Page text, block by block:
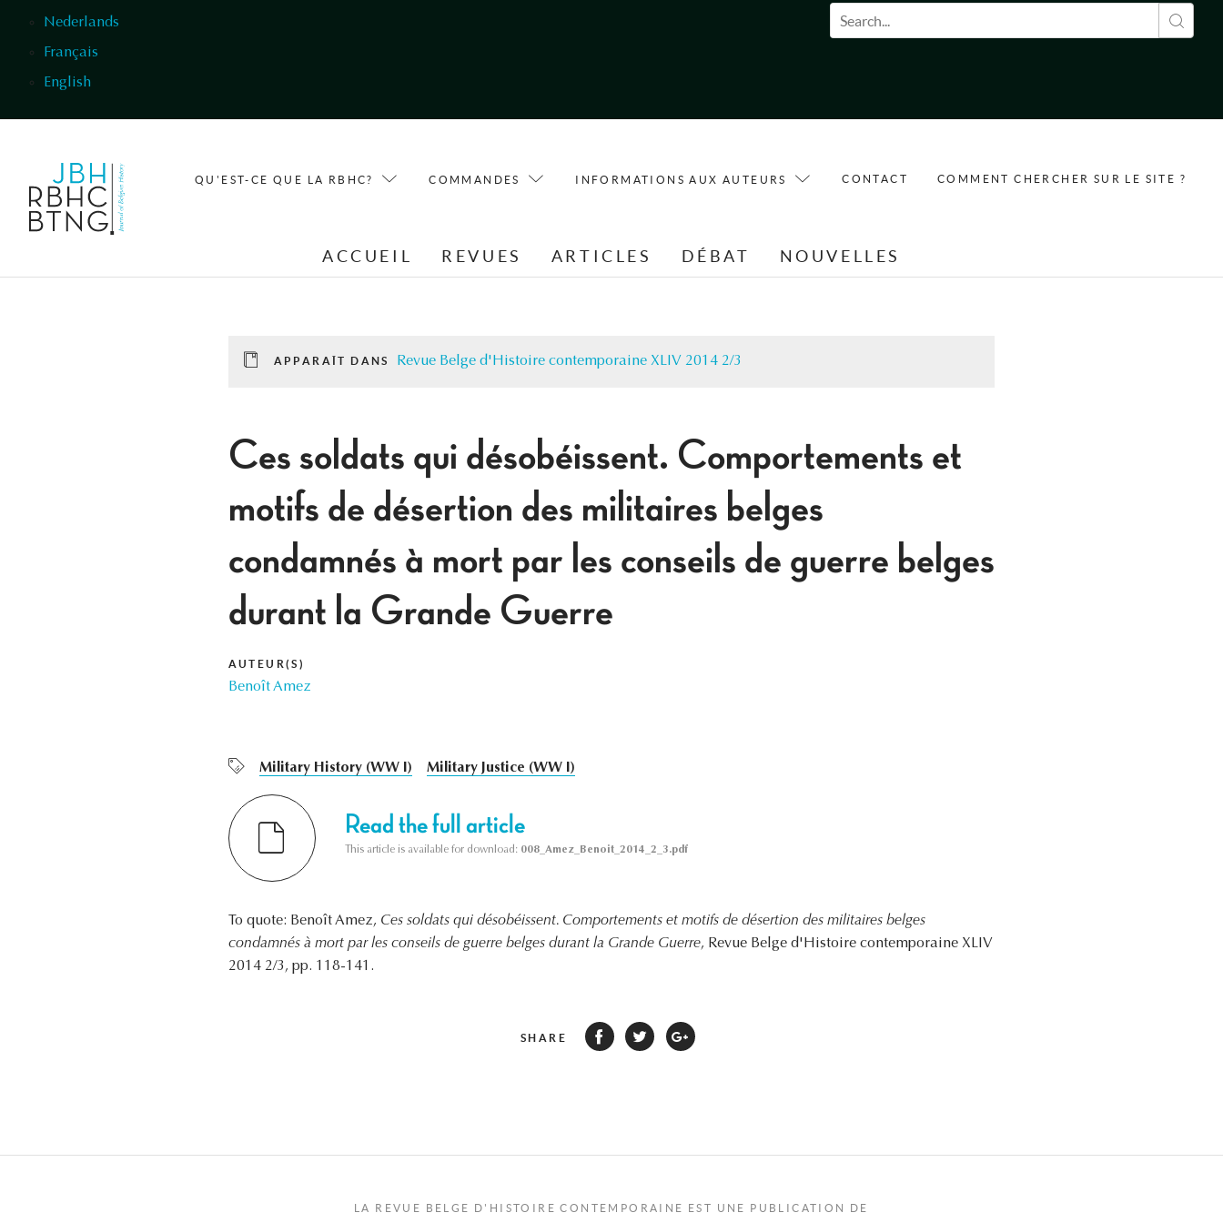
Nederlands
Français
English
Formulaire de recherche
QU'EST-CE QUE LA RBHC? COMMANDES INFORMATIONS AUX AUTEURS CONTACT COMMENT CHERCHER SUR LE SITE ?
ACCUEIL REVUES ARTICLES DÉBAT NOUVELLES
APPARAÎT DANS Revue Belge d'Histoire contemporaine XLIV 2014 2/3
Ces soldats qui désobéissent. Comportements et
motifs de désertion des militaires belges
condamnés à mort par les conseils de guerre belges
durant la Grande Guerre
AUTEUR(S)
Benoît Amez
Military History (WW I) Military Justice (WW I)
Read the full article
This article is available for download: 008_Amez_Benoit_2014_2_3.pdf
To quote: Benoît Amez, Ces soldats qui désobéissent. Comportements et motifs de désertion des militaires belges
condamnés à mort par les conseils de guerre belges durant la Grande Guerre, Revue Belge d'Histoire contemporaine XLIV
2014 2/3, pp. 118-141.
SHARE
LA REVUE BELGE D'HISTOIRE CONTEMPORAINE EST UNE PUBLICATION DE